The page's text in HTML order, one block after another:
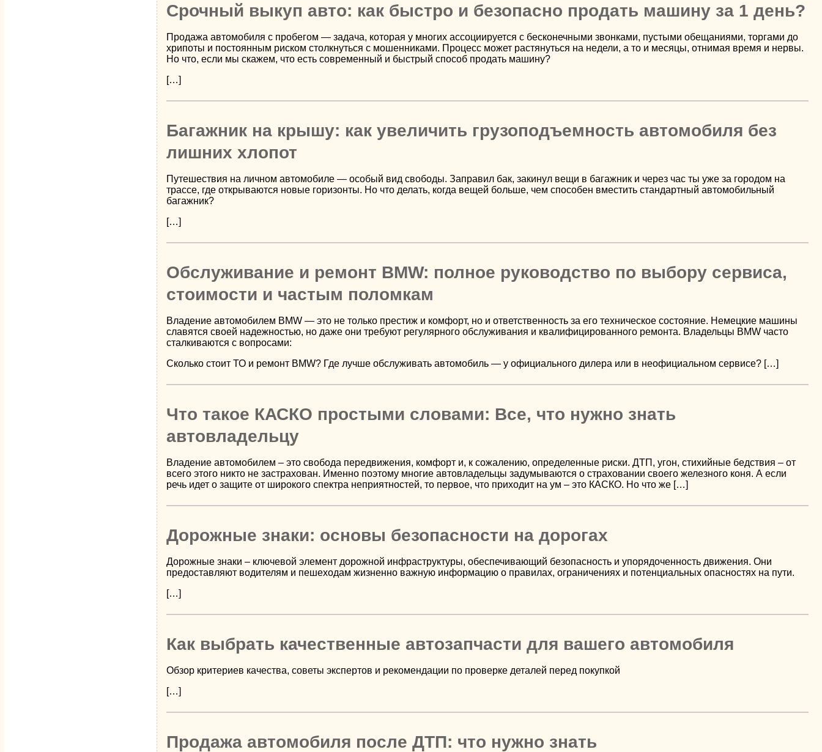
Срочный выкуп авто: как быстро и безопасно продать машину за 1 день?
Продажа автомобиля с пробегом — задача, которая у многих ассоциируется с бесконечными звонками, пустыми обещаниями, торгами до
хрипоты и постоянным риском столкнуться с мошенниками. Процесс может растянуться на недели, а то и месяцы, отнимая время и нервы.
Но что, если мы скажем, что есть современный и быстрый способ продать машину?
[…]
Багажник на крышу: как увеличить грузоподъемность автомобиля без
лишних хлопот
Путешествия на личном автомобиле — особый вид свободы. Заправил бак, закинул вещи в багажник и через час ты уже за городом на
трассе, где открываются новые горизонты. Но что делать, когда вещей больше, чем способен вместить стандартный автомобильный
багажник?
[…]
Обслуживание и ремонт BMW: полное руководство по выбору сервиса,
стоимости и частым поломкам
Владение автомобилем BMW — это не только престиж и комфорт, но и ответственность за его техническое состояние. Немецкие машины
славятся своей надежностью, но даже они требуют регулярного обслуживания и квалифицированного ремонта. Владельцы BMW часто
сталкиваются с вопросами:
Сколько стоит ТО и ремонт BMW? Где лучше обслуживать автомобиль — у официального дилера или в неофициальном сервисе? […]
Что такое КАСКО простыми словами: Все, что нужно знать
автовладельцу
Владение автомобилем – это свобода передвижения, комфорт и, к сожалению, определенные риски. ДТП, угон, стихийные бедствия – от
всего этого никто не застрахован. Именно поэтому многие автовладельцы задумываются о страховании своего железного коня. А если
речь идет о защите от широкого спектра неприятностей, то первое, что приходит на ум – это КАСКО. Но что же […]
Дорожные знаки: основы безопасности на дорогах
Дорожные знаки – ключевой элемент дорожной инфраструктуры, обеспечивающий безопасность и упорядоченность движения. Они
предоставляют водителям и пешеходам жизненно важную информацию о правилах, ограничениях и потенциальных опасностях на пути.
[…]
Как выбрать качественные автозапчасти для вашего автомобиля
Обзор критериев качества, советы экспертов и рекомендации по проверке деталей перед покупкой
[…]
Продажа автомобиля после ДТП: что нужно знать